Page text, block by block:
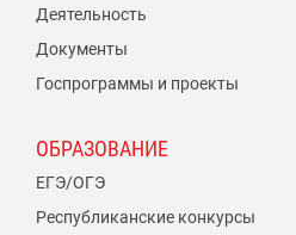
Деятельность
Документы
Госпрограммы и проекты
ОБРАЗОВАНИЕ
ЕГЭ/ОГЭ
Республиканские конкурсы